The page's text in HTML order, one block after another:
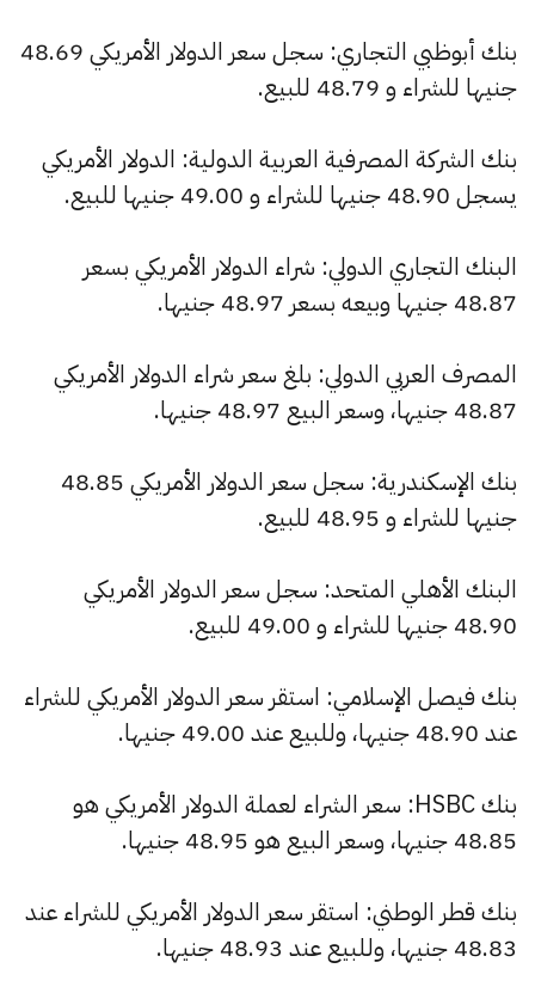
بنك أبوظبي التجاري: سجل سعر الدولار الأمريكي 48.69
جنيها للشراء و 48.79 للبيع.
بنك الشركة المصرفية العربية الدولية: الدولار الأمريكي
يسجل 48.90 جنيها للشراء و 49.00 جنيها للبيع.
البنك التجاري الدولي: شراء الدولار الأمريكي بسعر
48.87 جنيها وبيعه بسعر 48.97 جنيها.
المصرف العربي الدولي: بلغ سعر شراء الدولار الأمريكي
48.87 جنيها، وسعر البيع 48.97 جنيها.
بنك الإسكندرية: سجل سعر الدولار الأمريكي 48.85
جنيها للشراء و 48.95 للبيع.
البنك الأهلي المتحد: سجل سعر الدولار الأمريكي
48.90 جنيها للشراء و 49.00 للبيع.
بنك فيصل الإسلامي: استقر سعر الدولار الأمريكي للشراء
عند 48.90 جنيها، وللبيع عند 49.00 جنيها.
بنك HSBC: سعر الشراء لعملة الدولار الأمريكي هو
48.85 جنيها، وسعر البيع هو 48.95 جنيها.
بنك قطر الوطني: استقر سعر الدولار الأمريكي للشراء عند
48.83 جنيها، وللبيع عند 48.93 جنيها.